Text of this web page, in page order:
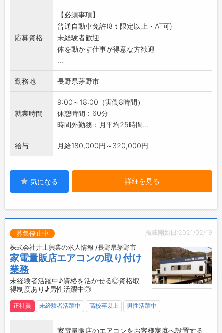
せん。
・基本的に2名体制での作業となります。
※諏訪地区近郊。
※2ｔトラックでの配送になります(AT限定可)。
※1日5~8件ほどのご自宅へ訪問します。
※家電量販店へ直行直帰。
※他地域へ、応援に行くこともあります。
【ポイント】
・未経験者も歓迎します！
・未経験から始められる環境が整っています◎
・ベテラン社員が指導しながら進めていきます
♪
期では早めに業務を終わらせることができます
することも可能です！
・シフト制で、社員同士で助け合いながら進め
・社員旅行(1回/年)や納涼祭その他イベント等を
通して、風通しの良い社風が魅力です♪
応募資格
【必須事項】
普通自動車免許(8ｔ限定以上・AT可)
未経験者歓迎
体を動かす仕事が得意な方歓迎
...
勤務地 長野県茅野市
就業時間
9:00～18:00（実働8時間）
休憩時間：60分
時間外勤務：月平均25時間...
給与 月給180,000円～320,000円
気になる 詳細を見る
掲載開始日:2021/02/19
募集停止中
株式会社井上興業の求人情報 /長野県茅野市
家電量販店エアコンの取り付け
業務
未経験者活躍中♪資格を活かせる◎資格取
得制度あり♪男性活躍中◎
正社員 未経験者活躍中 高校卒以上 男性活躍中
家電量販店のエアコンをお客様家庭へ設置する